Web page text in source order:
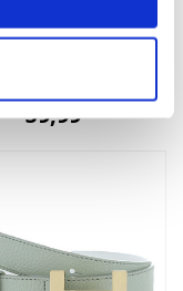
Mila | Lederen
59,99